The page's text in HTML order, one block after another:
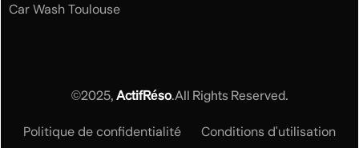
Car Wash Toulouse
©2025,ActifRéso.All Rights Reserved.
Politique de confidentialité
Conditions d'utilisation